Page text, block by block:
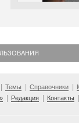
Темы Справочники
Редакция Контакты